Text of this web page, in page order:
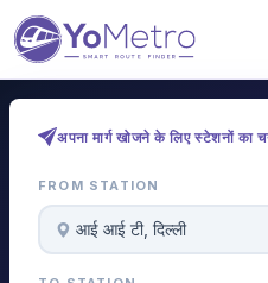
अपना मार्ग खोजने के लिए स्टेशनों का
FROM STATION
आई आई टी, दिल्ली